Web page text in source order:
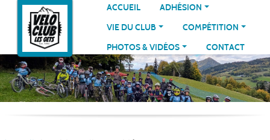
ACCUEIL
ADHÉSION
VIE DU CLUB
COMPÉTITION
PHOTOS & VIDÉOS
CONTACT
Panneau de gestion des cookies